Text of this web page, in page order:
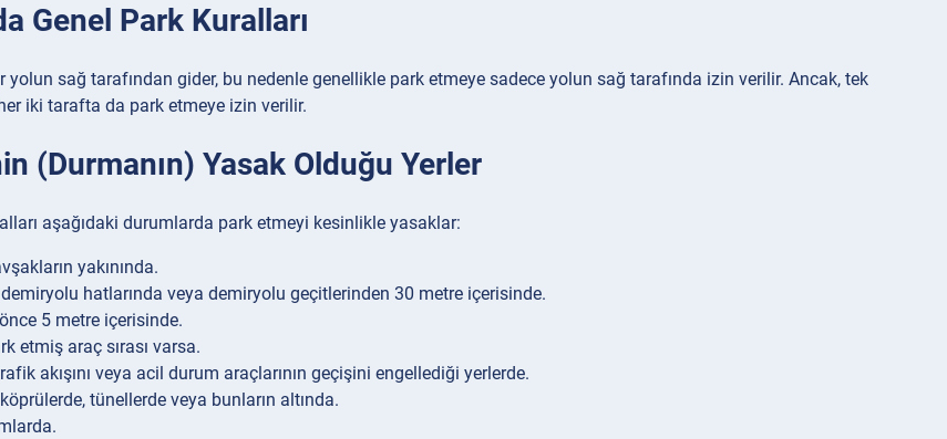
Genel Park Kuralları
yolun sağ tarafından gider, bu nedenle genellikle park etmeye sadece yolun sağ tarafında izin verilir. Ancak, tek
iki tarafta da park etmeye izin verilir.
(Durmanın) Yasak Olduğu Yerler
aşağıdaki durumlarda park etmeyi kesinlikle yasaklar:
yakınında.
hatlarında veya demiryolu geçitlerinden 30 metre içerisinde.
5 metre içerisinde.
etmiş araç sırası varsa.
akışını veya acil durum araçlarının geçişini engellediği yerlerde.
tünellerde veya bunların altında.